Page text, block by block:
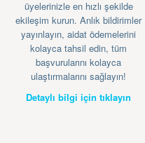
üyelerinizle en hızlı şekilde
ekileşim kurun. Anlık bildirimler
yayınlayın, aidat ödemelerini
kolayca tahsil edin, tüm
başvurularını kolayca
ulaştırmalarını sağlayın!
Detaylı bilgi için tıklayın